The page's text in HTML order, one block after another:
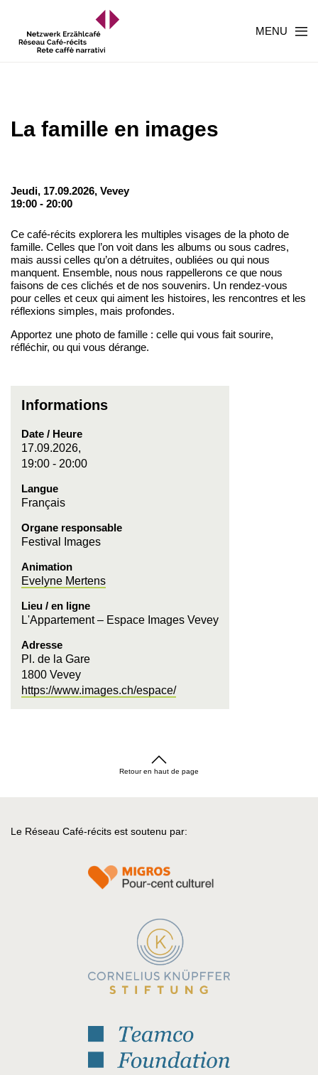
MENU
La famille en images
Jeudi, 17.09.2026, Vevey
19:00 - 20:00
Ce café-récits explorera les multiples visages de la photo de
famille. Celles que l’on voit dans les albums ou sous cadres,
mais aussi celles qu’on a détruites, oubliées ou qui nous
manquent. Ensemble, nous nous rappellerons ce que nous
faisons de ces clichés et de nos souvenirs. Un rendez-vous
pour celles et ceux qui aiment les histoires, les rencontres et les
réflexions simples, mais profondes.
Apportez une photo de famille : celle qui vous fait sourire,
réfléchir, ou qui vous dérange.
Informations
Date / Heure
17.09.2026,
19:00 - 20:00
Langue
Français
Organe responsable
Festival Images
Animation
Evelyne Mertens
Lieu / en ligne
L'Appartement – Espace Images Vevey
Adresse
Pl. de la Gare
1800 Vevey
https://www.images.ch/espace/
Retour en haut de page
Le Réseau Café-récits est soutenu par: